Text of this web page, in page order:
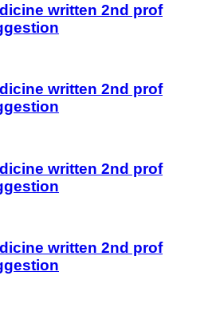
written 2nd prof
written 2nd prof
written 2nd prof
written 2nd prof